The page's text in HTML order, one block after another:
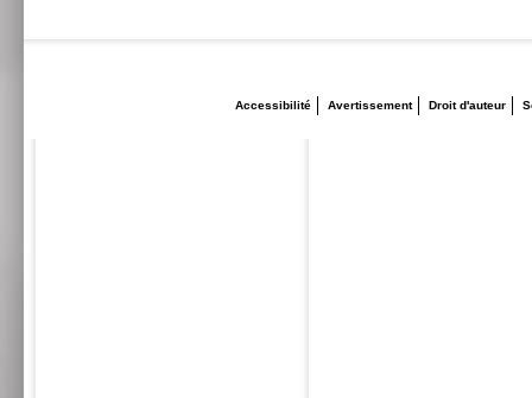
Accessibilité Avertissement Droit d'auteur